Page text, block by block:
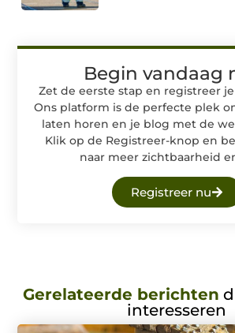
Begin vandaag
Zet de eerste stap en registreer
Ons platform is de perfecte plek
laten horen en je blog met de
Klik op de Registreer-knop en
naar meer zichtbaarheid
Registreer nu
Gerelateerde berichten
interesseren